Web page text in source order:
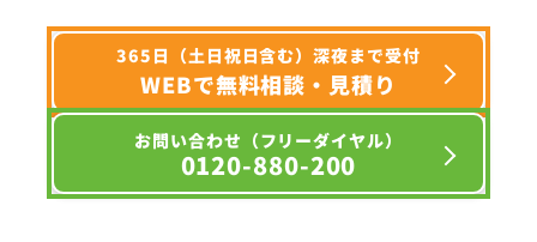
365日（土日祝日含む）深夜まで受付
WEBで無料相談・見積り
お問い合わせ（フリーダイヤル）
0120-880-200